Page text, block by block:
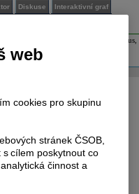
Diskuse Interaktivní graf
klienty Patria Plus nebo Investor
web
cookies pro skupinu
stránek ČSOB,
cílem poskytnout co
činnost a